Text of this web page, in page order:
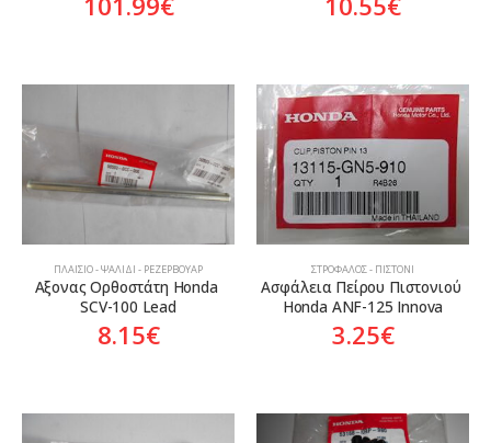
ΠΛΑΊΣΙΟ - ΨΑΛΊΔΙ - ΡΕΖΕΡΒΟΥΆΡ
Αξονας Ορθοστάτη Honda
SCV-100 Lead
8.15€
ΣΤΡΌΦΑΛΟΣ - ΠΙΣΤΌΝΙ
Ασφάλεια Πείρου Πιστονιού
Honda ANF-125 Innova
3.25€